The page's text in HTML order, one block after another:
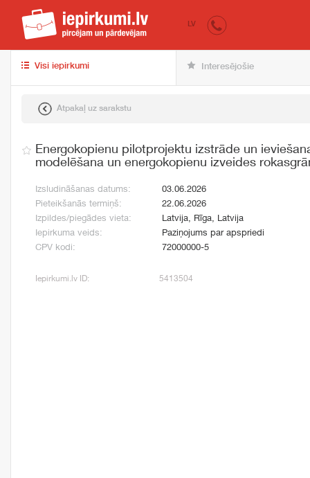
iepirkumi.lv
LV
Visi iepirkumi Interesējošie
Atpakaļ uz sarakstu
Energokopienu pilotprojektu izstrāde un
modelēšana un energokopienu izveides
Izsludināšanas datums:
03.06.2026
Pieteikšanās termiņš:
22.06.2026
Izpildes/piegādes vieta:
Latvija, Rīga, Latvija
Iepirkuma veids:
Paziņojums par apspriedi
CPV kodi:
72000000-5
Iepirkumi.lv ID: 5413504